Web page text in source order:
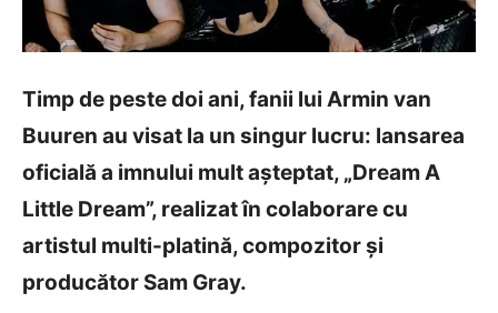
Timp de peste doi ani, fanii lui Armin van
Buuren au visat la un singur lucru: lansarea
oficială a imnului mult așteptat, „Dream A
Little Dream”, realizat în colaborare cu
artistul multi-platină, compozitor și
producător Sam Gray.